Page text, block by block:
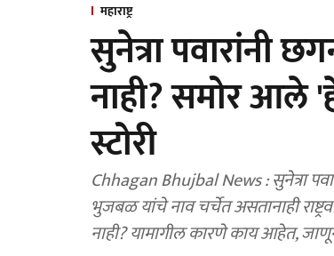
महाराष्ट्र
सुनेत्रा पवारांनी
नाही? समोर आले
स्टोरी
Chhagan Bhujbal News : सुनेत्रा
भुजबळ यांचे नाव चर्चेत असतानाही
नाही? यामागील कारणे काय आहेत,